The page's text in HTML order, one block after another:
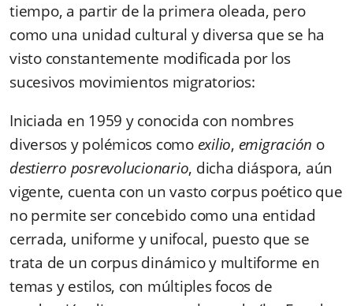
tiempo, a partir de la primera oleada, pero
como una unidad cultural y diversa que se ha
visto constantemente modificada por los
sucesivos movimientos migratorios:
Iniciada en 1959 y conocida con nombres
diversos y polémicos como exilio, emigración o
destierro posrevolucionario, dicha diáspora, aún
vigente, cuenta con un vasto corpus poético que
no permite ser concebido como una entidad
cerrada, uniforme y unifocal, puesto que se
trata de un corpus dinámico y multiforme en
temas y estilos, con múltiples focos de